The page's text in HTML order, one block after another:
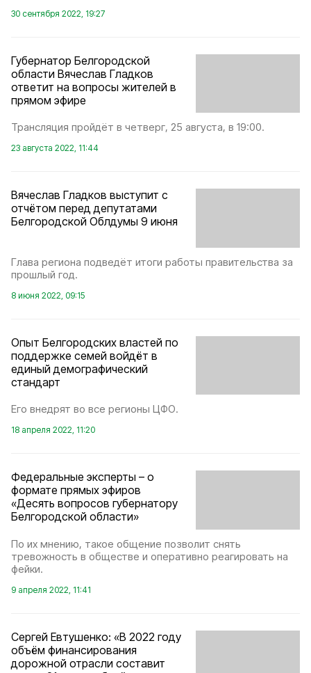
30 сентября 2022, 19:27
Губернатор Белгородской
области Вячеслав Гладков
ответит на вопросы жителей в
прямом эфире
Трансляция пройдёт в четверг, 25 августа, в 19:00.
23 августа 2022, 11:44
Вячеслав Гладков выступит с
отчётом перед депутатами
Белгородской Облдумы 9 июня
Глава региона подведёт итоги работы правительства за
прошлый год.
8 июня 2022, 09:15
Опыт Белгородских властей по
поддержке семей войдёт в
единый демографический
стандарт
Его внедрят во все регионы ЦФО.
18 апреля 2022, 11:20
Федеральные эксперты – о
формате прямых эфиров
«Десять вопросов губернатору
Белгородской области»
По их мнению, такое общение позволит снять
тревожность в обществе и оперативно реагировать на
фейки.
9 апреля 2022, 11:41
Сергей Евтушенко: «В 2022 году
объём финансирования
дорожной отрасли составит